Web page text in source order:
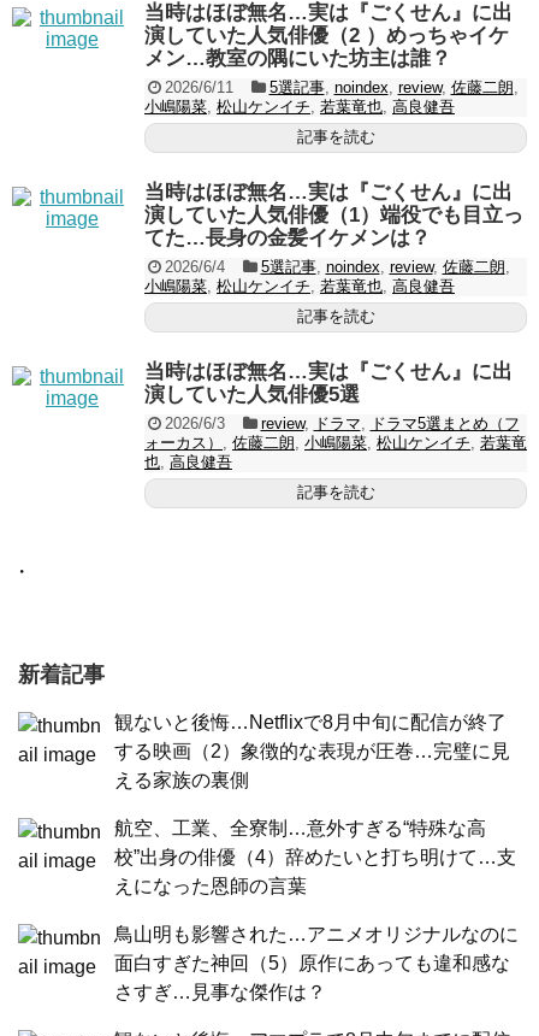
当時はほぼ無名…実は『ごくせん』に出
演していた人気俳優（2 ）めっちゃイケ
メン…教室の隅にいた坊主は誰？
2026/6/11 5選記事, noindex, review, 佐藤二朗,
小嶋陽菜, 松山ケンイチ, 若葉竜也, 高良健吾
記事を読む
当時はほぼ無名…実は『ごくせん』に出
演していた人気俳優（1）端役でも目立っ
てた…長身の金髪イケメンは？
2026/6/4 5選記事, noindex, review, 佐藤二朗,
小嶋陽菜, 松山ケンイチ, 若葉竜也, 高良健吾
記事を読む
当時はほぼ無名…実は『ごくせん』に出
演していた人気俳優5選
2026/6/3 review, ドラマ, ドラマ5選まとめ（フ
ォーカス） , 佐藤二朗, 小嶋陽菜, 松山ケンイチ, 若葉竜
也, 高良健吾
記事を読む
・
新着記事
観ないと後悔…Netflixで8月中旬に配信が終了
する映画（2）象徴的な表現が圧巻…完璧に見
える家族の裏側
航空、工業、全寮制…意外すぎる“特殊な高
校”出身の俳優（4）辞めたいと打ち明けて…支
えになった恩師の言葉
鳥山明も影響された…アニメオリジナルなのに
面白すぎた神回（5）原作にあっても違和感な
さすぎ…見事な傑作は？